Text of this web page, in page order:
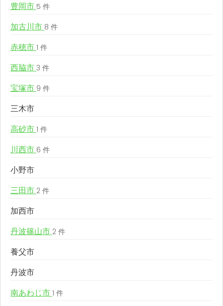
豊岡市 5 件
加古川市 8 件
赤穂市 1 件
西脇市 3 件
宝塚市 9 件
三木市
高砂市 1 件
川西市 6 件
小野市
三田市 2 件
加西市
丹波篠山市 2 件
養父市
丹波市
南あわじ市 1 件